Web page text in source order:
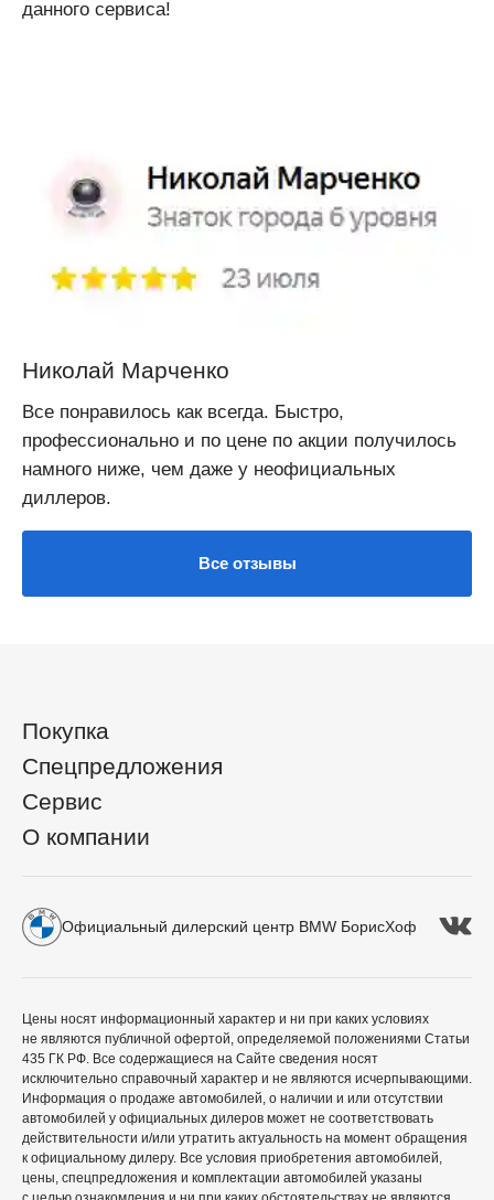
данного сервиса!
Николай Марченко
Все понравилось как всегда. Быстро,
профессионально и по цене по акции получилось
намного ниже, чем даже у неофициальных
диллеров.
Все отзывы
Покупка
Спецпредложения
Сервис
О компании
Официальный дилерский центр BMW БорисХоф
Цены носят информационный характер и ни при каких условиях
не являются публичной офертой, определяемой положениями Статьи
435 ГК РФ. Все содержащиеся на Сайте сведения носят
исключительно справочный характер и не являются исчерпывающими.
Информация о продаже автомобилей, о наличии и или отсутствии
автомобилей у официальных дилеров может не соответствовать
действительности и/или утратить актуальность на момент обращения
к официальному дилеру. Все условия приобретения автомобилей,
цены, спецпредложения и комплектации автомобилей указаны